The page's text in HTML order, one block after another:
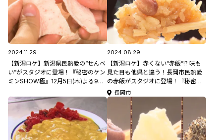
2024.11.29
【新潟ロケ】新潟県民熱愛の“せんべ
い”がスタジオに登場！『秘密のケン
ミンSHOW極』12月5日(木)よる9時
2024.08.29
【新潟ロケ】赤くない“赤飯”⁉ 味も
見た目も他県と違う！長岡市民熱愛
の赤飯がスタジオに登場！『秘密の
ケンミンSHOW極』9月5日(木)よる
9時放送！
長岡市